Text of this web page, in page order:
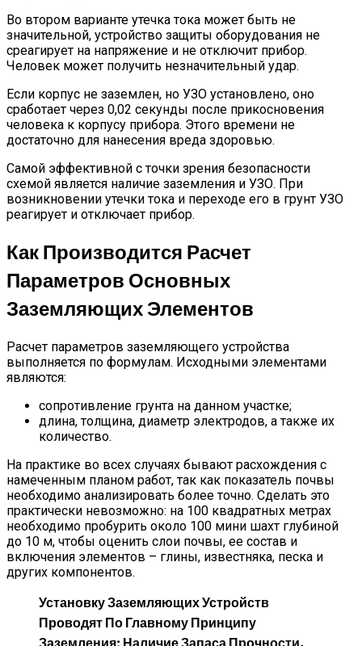
Во втором варианте утечка тока может быть не
значительной, устройство защиты оборудования не
среагирует на напряжение и не отключит прибор.
Человек может получить незначительный удар.
Если корпус не заземлен, но УЗО установлено, оно
сработает через 0,02 секунды после прикосновения
человека к корпусу прибора. Этого времени не
достаточно для нанесения вреда здоровью.
Самой эффективной с точки зрения безопасности
схемой является наличие заземления и УЗО. При
возникновении утечки тока и переходе его в грунт УЗО
реагирует и отключает прибор.
Как Производится Расчет
Параметров Основных
Заземляющих Элементов
Расчет параметров заземляющего устройства
выполняется по формулам. Исходными элементами
являются:
сопротивление грунта на данном участке;
длина, толщина, диаметр электродов, а также их
количество.
На практике во всех случаях бывают расхождения с
намеченным планом работ, так как показатель почвы
необходимо анализировать более точно. Сделать это
практически невозможно: на 100 квадратных метрах
необходимо пробурить около 100 мини шахт глубиной
до 10 м, чтобы оценить слои почвы, ее состав и
включения элементов – глины, известняка, песка и
других компонентов.
Установку Заземляющих Устройств
Проводят По Главному Принципу